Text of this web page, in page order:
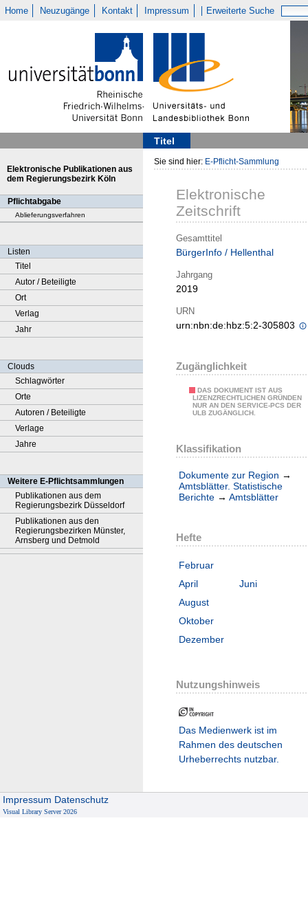
Home Neuzugänge Kontakt Impressum Erweiterte Suche
Titel
Elektronische Publikationen aus
dem Regierungsbezirk Köln
Pflichtabgabe
Ablieferungsverfahren
Listen
Titel
Autor / Beteiligte
Ort
Verlag
Jahr
Clouds
Schlagwörter
Orte
Autoren / Beteiligte
Verlage
Jahre
Weitere E-Pflichtsammlungen
Publikationen aus dem
Regierungsbezirk Düsseldorf
Publikationen aus den
Regierungsbezirken Münster,
Arnsberg und Detmold
Sie sind hier: E-Pflicht-Sammlung
Elektronische
Zeitschrift
Gesamttitel
BürgerInfo / Hellenthal
Jahrgang
2019
URN
urn:nbn:de:hbz:5:2-305803
Zugänglichkeit
DAS DOKUMENT IST AUS
LIZENZRECHTLICHEN GRÜNDEN
NUR AN DEN SERVICE-PCS DER
ULB ZUGÄNGLICH.
Klassifikation
Dokumente zur Region →
Amtsblätter. Statistische
Berichte → Amtsblätter
Hefte
Februar
April
Juni
August
Oktober
Dezember
Nutzungshinweis
Das Medienwerk ist im
Rahmen des deutschen
Urheberrechts nutzbar.
Impressum Datenschutz
Visual Library Server 2026